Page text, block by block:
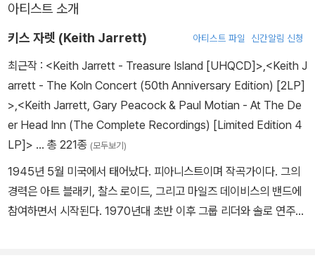
아티스트 소개
키스 자렛 (Keith Jarrett) 아티스트 파일 신간알림 신청
최근작 : <Keith Jarrett - Treasure Island [UHQCD]>,<Keith J
arrett - The Koln Concert (50th Anniversary Edition) [2LP]
>,<Keith Jarrett, Gary Peacock & Paul Motian - At The De
er Head Inn (The Complete Recordings) [Limited Edition 4
LP]> … 총 221종 (모두보기)
1945년 5월 미국에서 태어났다. 피아니스트이며 작곡가이다. 그의
경력은 아트 블래키, 찰스 로이드, 그리고 마일즈 데이비스의 밴드에
참여하면서 시작된다. 1970년대 초반 이후 그룹 리더와 솔로 연주자